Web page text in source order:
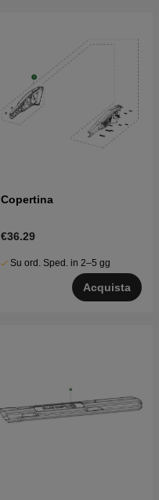
Copertina
€36.29
Su ord. Sped. in 2–5 gg
Acquista